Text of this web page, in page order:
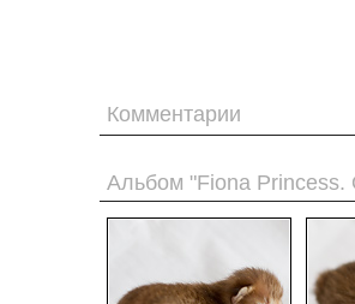
Комментарии
Альбом "Fiona Princess.